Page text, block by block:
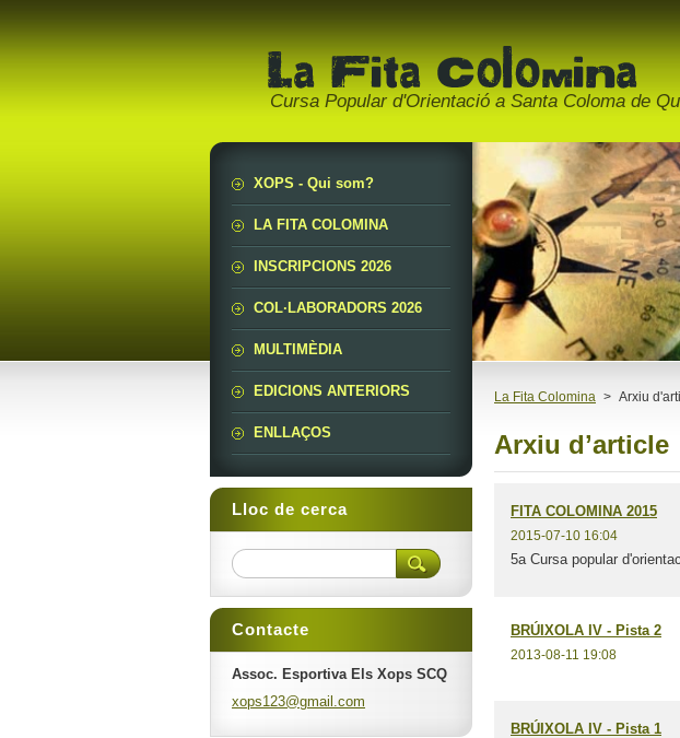
Cursa Popular d'Orientació a Santa Coloma de
La Fita Colomina > Arxiu
Arxiu dʼarticle
FITA COLOMINA 2015
2015-07-10 16:04
5a Cursa popular
BRÚIXOLA IV - Pista 2
2013-08-11 19:08
BRÚIXOLA IV - Pista 1
XOPS - Qui som?
LA FITA COLOMINA
INSCRIPCIONS 2026
COL·LABORADORS 2026
MULTIMÈDIA
EDICIONS ANTERIORS
ENLLAÇOS
Lloc de cerca
Contacte
Assoc. Esportiva Els Xops SCQ
xops123@gmail.com